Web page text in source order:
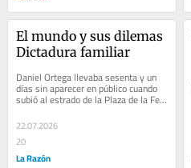
El mundo y sus dilemas
Dictadura familiar
Daniel Ortega llevaba sesenta y un
días sin aparecer en público cuando
subió al estrado de la Plaza de la Fe,
julio,...
22.07.2026
20
La Razón